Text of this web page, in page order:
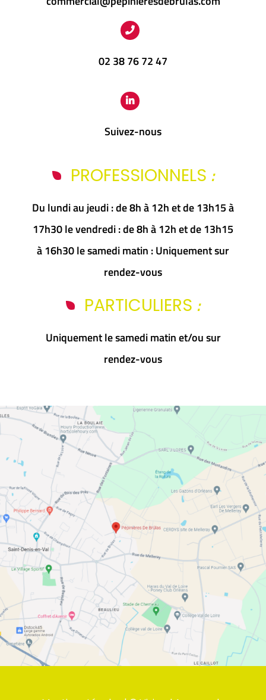
02 38 76 72 47
Suivez-nous
PROFESSIONNELS :
Du lundi au jeudi : de 8h à 12h et de 13h15 à
17h30 le vendredi : de 8h à 12h et de 13h15
à 16h30 le samedi matin : Uniquement sur
rendez-vous
PARTICULIERS :
Uniquement le samedi matin et/ou sur
rendez-vous